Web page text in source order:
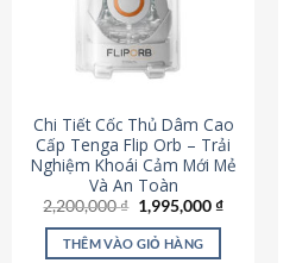
Chi Tiết Cốc Thủ Dâm Cao
Cấp Tenga Flip Orb – Trải
Nghiệm Khoái Cảm Mới Mẻ
Và An Toàn
2,200,000₫ Giá
gốc
là:
2,200,000 ₫.
1,995,000₫Giá
THÊM VÀO GIỎ HÀNG